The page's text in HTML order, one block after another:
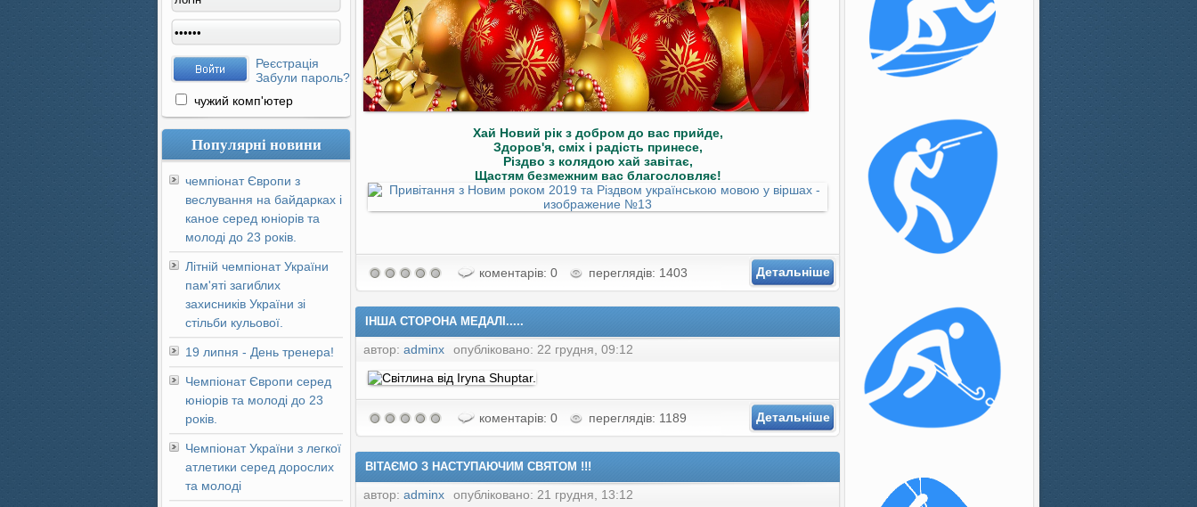
Реєстрація
Забули пароль?
чужий комп'ютер
Популярні новини
чемпіонат Європи з
веслування на байдарках і
каное серед юніорів та
молоді до 23 років.
Літній чемпіонат України
пам'яті загиблих
захисників України зі
стільби кульової.
19 липня - День тренера!
Чемпіонат Європи серед
юніорів та молоді до 23
років.
Чемпіонат України з легкої
атлетики серед дорослих
та молоді
Хай Новий рік з добром до вас прийде,
Здоров'я, сміх і радість принесе,
Різдво з колядою хай завітає,
Щастям безмежним вас благословляє!
коментарів: 0 переглядів: 1403 Детальніше
ІНША СТОРОНА МЕДАЛІ.....
автор: adminx опубліковано: 22 грудня, 09:12
коментарів: 0 переглядів: 1189 Детальніше
ВІТАЄМО З НАСТУПАЮЧИМ СВЯТОМ !!!
автор: adminx опубліковано: 21 грудня, 13:12